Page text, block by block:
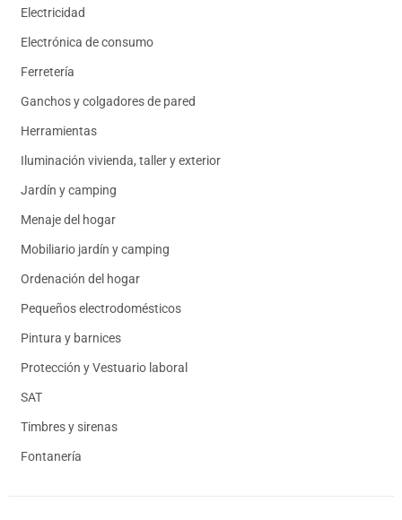
Electricidad
Electrónica de consumo
Ferretería
Ganchos y colgadores de pared
Herramientas
Iluminación vivienda, taller y exterior
Jardín y camping
Menaje del hogar
Mobiliario jardín y camping
Ordenación del hogar
Pequeños electrodomésticos
Pintura y barnices
Protección y Vestuario laboral
SAT
Timbres y sirenas
Fontanería